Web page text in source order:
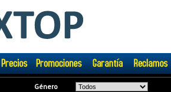
Género